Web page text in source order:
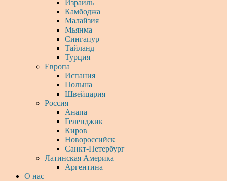
Израиль
Камбоджа
Малайзия
Мьянма
Сингапур
Тайланд
Турция
Европа
Испания
Польша
Швейцария
Россия
Анапа
Геленджик
Киров
Новороссийск
Санкт-Петербург
Латинская Америка
Аргентина
О нас